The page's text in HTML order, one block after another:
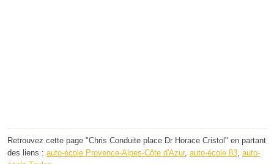
Retrouvez cette page "Chris Conduite place Dr Horace Cristol" en partant
des liens : auto-école Provence-Alpes-Côte d'Azur, auto-école 83, auto-